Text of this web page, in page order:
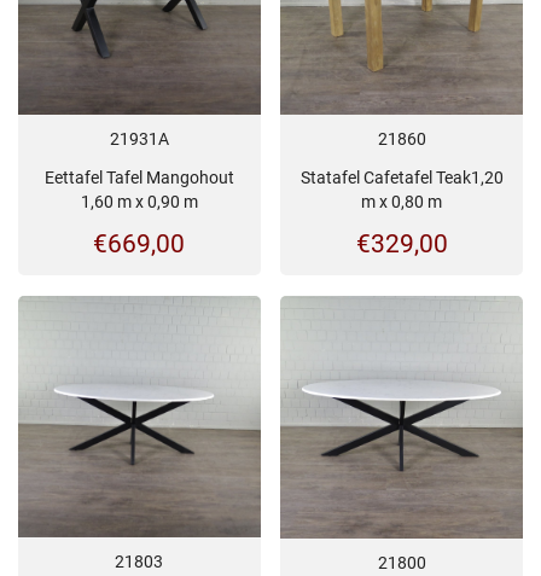
21931A
Eettafel Tafel Mangohout
1,60 m x 0,90 m
€669,00
21860
Statafel Cafetafel Teak1,20
m x 0,80 m
€329,00
21803 21800